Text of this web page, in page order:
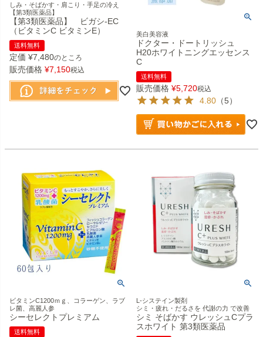
しみ・そばかす・肩こり・手足の冷え
【第3類医薬品】
【第3類医薬品】 ビガシ-EC
（ビタミンC ビタミンE）
送料無料
定価 ¥7,480のところ
販売価格 ¥7,150税込
美白美容液
ドクター・ドートリッシュ
H20ホワイトニングエッセンス
C
送料無料
販売価格 ¥5,720税込
4.80 （5）
ビタミンC1200ｍｇ、コラーゲン、ラブ
レ菌、高麗人参
シーセレクトプレミアム
送料無料
L-システイン製剤
シミ・疲れ・だるさを 代謝の力 で改善
シミ そばかす ウレッシュCプラ
スホワイト 第3類医薬品